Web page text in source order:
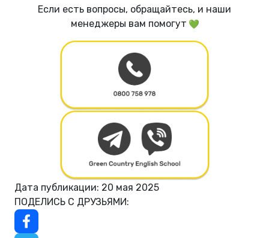
Если есть вопросы, обращайтесь, и наши
менеджеры вам помогут
Дата публикации: 20 мая 2025
ПОДЕЛИСЬ С ДРУЗЬЯМИ: